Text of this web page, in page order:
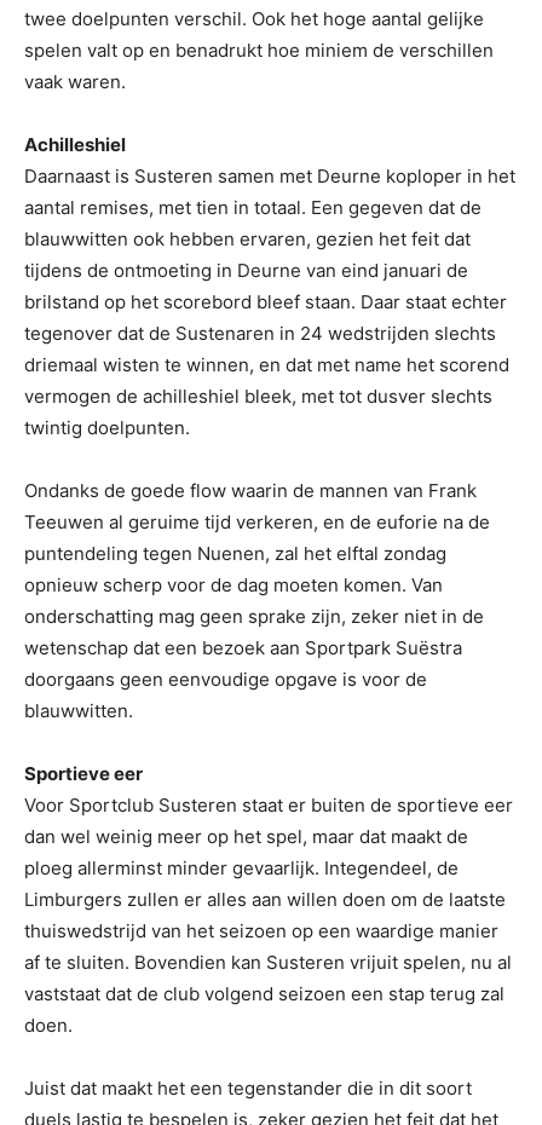
twee doelpunten verschil. Ook het hoge aantal gelijke
spelen valt op en benadrukt hoe miniem de verschillen
vaak waren.
Achilleshiel
Daarnaast is Susteren samen met Deurne koploper in het
aantal remises, met tien in totaal. Een gegeven dat de
blauwwitten ook hebben ervaren, gezien het feit dat
tijdens de ontmoeting in Deurne van eind januari de
brilstand op het scorebord bleef staan. Daar staat echter
tegenover dat de Sustenaren in 24 wedstrijden slechts
driemaal wisten te winnen, en dat met name het scorend
vermogen de achilleshiel bleek, met tot dusver slechts
twintig doelpunten.
Ondanks de goede flow waarin de mannen van Frank
Teeuwen al geruime tijd verkeren, en de euforie na de
puntendeling tegen Nuenen, zal het elftal zondag
opnieuw scherp voor de dag moeten komen. Van
onderschatting mag geen sprake zijn, zeker niet in de
wetenschap dat een bezoek aan Sportpark Suëstra
doorgaans geen eenvoudige opgave is voor de
blauwwitten.
Sportieve eer
Voor Sportclub Susteren staat er buiten de sportieve eer
dan wel weinig meer op het spel, maar dat maakt de
ploeg allerminst minder gevaarlijk. Integendeel, de
Limburgers zullen er alles aan willen doen om de laatste
thuiswedstrijd van het seizoen op een waardige manier
af te sluiten. Bovendien kan Susteren vrijuit spelen, nu al
vaststaat dat de club volgend seizoen een stap terug zal
doen.
Juist dat maakt het een tegenstander die in dit soort
duels lastig te bespelen is, zeker gezien het feit dat het